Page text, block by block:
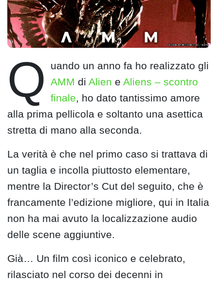
Q
uando un anno fa ho realizzato gli
AMM diAlien eAliens – scontro
finale, ho dato tantissimo amore
alla prima pellicola e soltanto una asettica
stretta di mano alla seconda.
La verità è che nel primo caso si trattava di
un taglia e incolla piuttosto elementare,
mentre la Director’s Cut del seguito, che è
francamente l’edizione migliore, qui in Italia
non ha mai avuto la localizzazione audio
delle scene aggiuntive.
Già… Un film così iconico e celebrato,
rilasciato nel corso dei decenni in